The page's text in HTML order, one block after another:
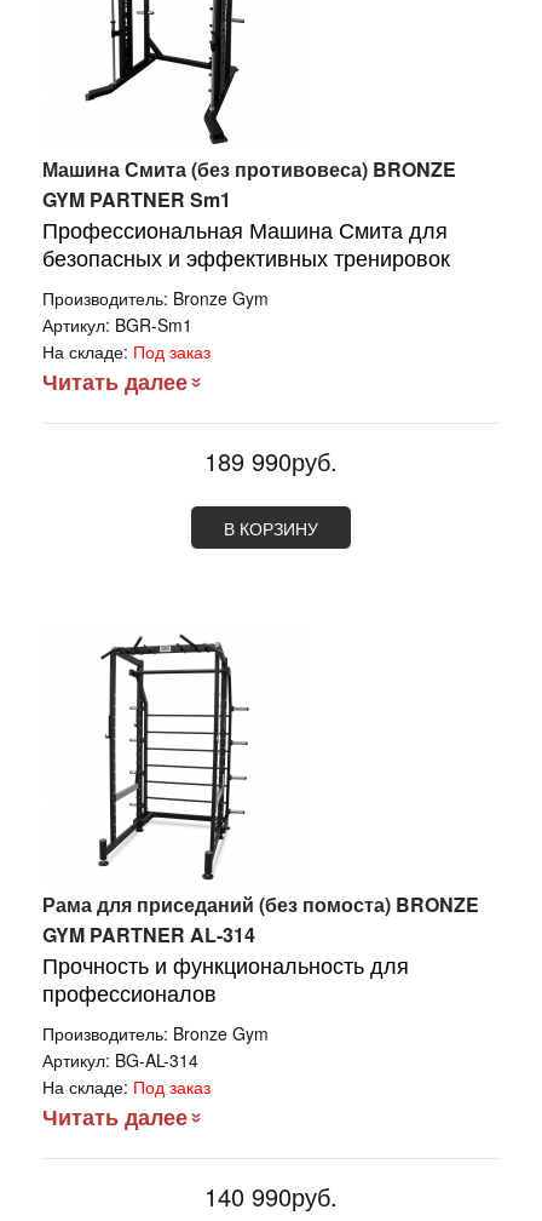
Машина Смита (без противовеса) BRONZE
GYM PARTNER Sm1
Профессиональная Машина Смита для
безопасных и эффективных тренировок
Производитель: Bronze Gym
Артикул: BGR-Sm1
На складе: Под заказ
Читать далее
189 990руб.
В КОРЗИНУ
Рама для приседаний (без помоста) BRONZE
GYM PARTNER AL-314
Прочность и функциональность для
профессионалов
Производитель: Bronze Gym
Артикул: BG-AL-314
На складе: Под заказ
Читать далее
140 990руб.